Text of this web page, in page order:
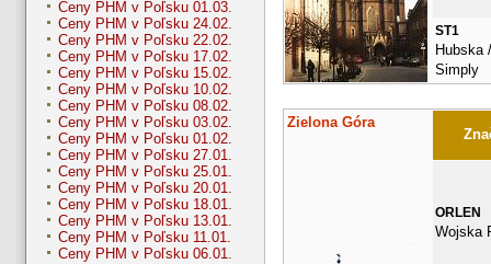
Ceny PHM v Poľsku 01.03.
Ceny PHM v Poľsku 24.02.
Ceny PHM v Poľsku 22.02.
Ceny PHM v Poľsku 17.02.
Ceny PHM v Poľsku 15.02.
Ceny PHM v Poľsku 10.02.
Ceny PHM v Poľsku 08.02.
Ceny PHM v Poľsku 03.02.
Ceny PHM v Poľsku 01.02.
Ceny PHM v Poľsku 27.01.
Ceny PHM v Poľsku 25.01.
Ceny PHM v Poľsku 20.01.
Ceny PHM v Poľsku 18.01.
Ceny PHM v Poľsku 13.01.
Ceny PHM v Poľsku 11.01.
Ceny PHM v Poľsku 06.01.
ST1
Hubska
Simply
Zielona Góra
ORLEN
Wojska